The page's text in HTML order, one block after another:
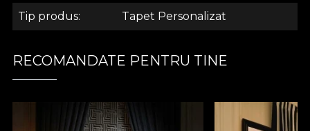
care aduce aminte de cea a inului bogat.
.
.
Colectia Adinish X VLAdiLA
Tip produs Tapet Personalizat
RECOMANDATE PENTRU TINE